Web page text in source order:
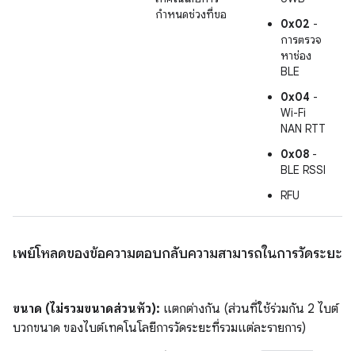
กำหนดช่วงที่ขอ
0x02 -
การตรวจ
หาช่อง
BLE
0x04 -
Wi-Fi
NAN RTT
0x08 -
BLE RSSI
RFU
เพย์โหลดของข้อความตอบกลับความสามารถในการวัดระยะ
ขนาด (ไม่รวมขนาดส่วนหัว): แตกต่างกัน (ส่วนที่ใช้ร่วมกัน 2 ไบต์
บวกขนาด ของไบต์เทคโนโลยีการวัดระยะที่รวมแต่ละรายการ)